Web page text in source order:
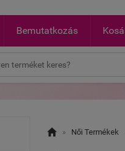
Bemutatkozás
 » Női Termékek